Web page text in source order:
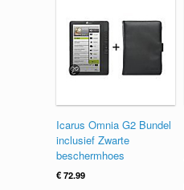
Icarus Omnia G2 Bundel
inclusief Zwarte
beschermhoes
€72.99